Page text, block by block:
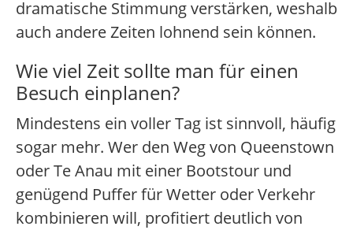
dramatische Stimmung verstärken, weshalb
auch andere Zeiten lohnend sein können.
Wie viel Zeit sollte man für einen
Besuch einplanen?
Mindestens ein voller Tag ist sinnvoll, häufig
sogar mehr. Wer den Weg von Queenstown
oder Te Anau mit einer Bootstour und
genügend Puffer für Wetter oder Verkehr
kombinieren will, profitiert deutlich von